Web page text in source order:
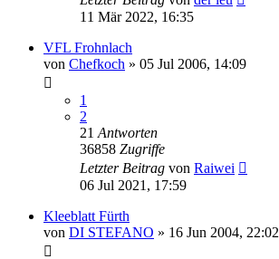
11 Mär 2022, 16:35
VFL Frohnlach
von Chefkoch » 05 Jul 2006, 14:09
1
2
21 Antworten
36858 Zugriffe
Letzter Beitrag von Raiwei
06 Jul 2021, 17:59
Kleeblatt Fürth
von DI STEFANO » 16 Jun 2004, 22:02